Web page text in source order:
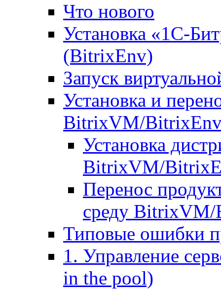
Что нового
Установка «1С-
(BitrixEnv)
Запуск
Установка и
BitrixVM/
Установка
BitrixVM/
Перенос
среду
Типовые ошибки
1. Управление
in the pool)